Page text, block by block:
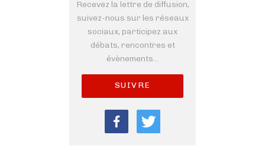
Recevez la lettre de diffusion,
suivez-nous sur les réseaux
sociaux, participez aux
débats, rencontres et
évènements...
SUIVRE